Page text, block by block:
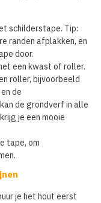
schilderstape. Tip:
randen afplakken, en
door.
een kwast of roller.
roller, bijvoorbeeld
en de
de grondverf in alle
je een mooie
tape, om
je het hout eerst